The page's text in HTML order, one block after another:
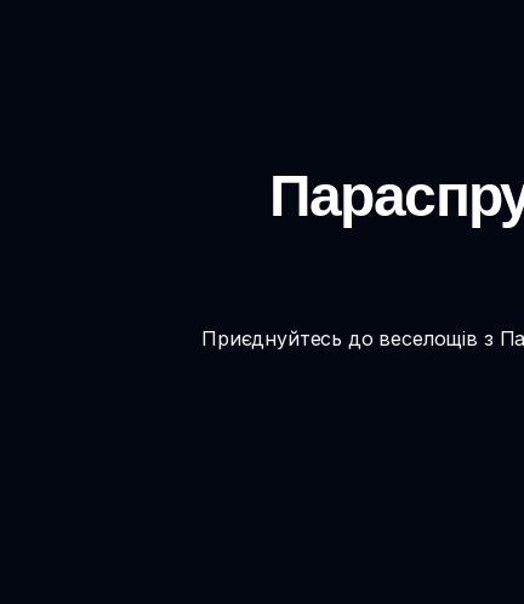
Приєднуйтесь до веселощів з